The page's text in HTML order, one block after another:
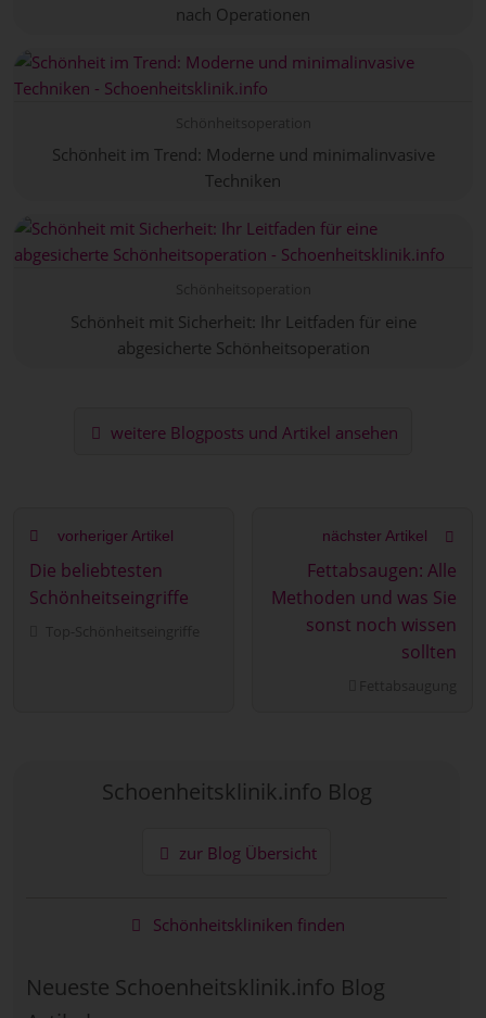
nach Operationen
Schönheit im Trend: Moderne und minimalinvasive
Techniken
Schönheit mit Sicherheit: Ihr Leitfaden für eine
abgesicherte Schönheitsoperation
weitere Blogposts und Artikel ansehen
vorheriger Artikel
Die beliebtesten
Schönheitseingriffe
nächster Artikel
Fettabsaugen: Alle
Methoden und was Sie
sonst noch wissen
sollten
Schoenheitsklinik.info Blog
zur Blog Übersicht
Schönheitskliniken finden
Neueste Schoenheitsklinik.info Blog